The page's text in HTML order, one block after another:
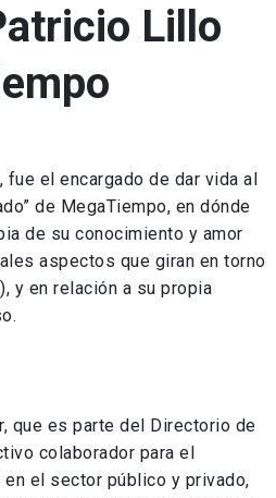
Lillo
el encargado de dar vida al
de MegaTiempo, en dónde
de su conocimiento y amor
aspectos que giran en torno
y en relación a su propia
que es parte del Directorio de
colaborador para el
el sector público y privado,